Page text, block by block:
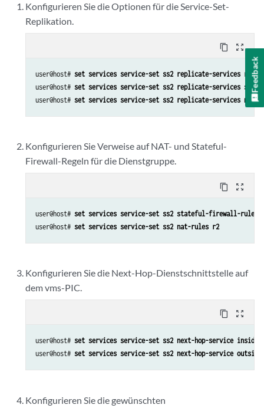
Konfigurieren Sie die Optionen für die Service-Set-
Replikation.
content_copy zoom_out_map
user@host# set services service-set ss2 replicate-services
user@host# set services service-set ss2 replicate-services
user@host# set services service-set ss2 replicate-services nat
Konfigurieren Sie Verweise auf NAT- und Stateful-
Firewall-Regeln für die Dienstgruppe.
content_copy zoom_out_map
user@host# set services service-set ss2 stateful-firewall-rules
user@host# set services service-set ss2 nat-rules r2
Konfigurieren Sie die Next-Hop-Dienstschnittstelle auf
dem vms-PIC.
content_copy zoom_out_map
user@host# set services service-set ss2 next-hop-service
user@host# set services service-set ss2 next-hop-service
Konfigurieren Sie die gewünschten
Feedback